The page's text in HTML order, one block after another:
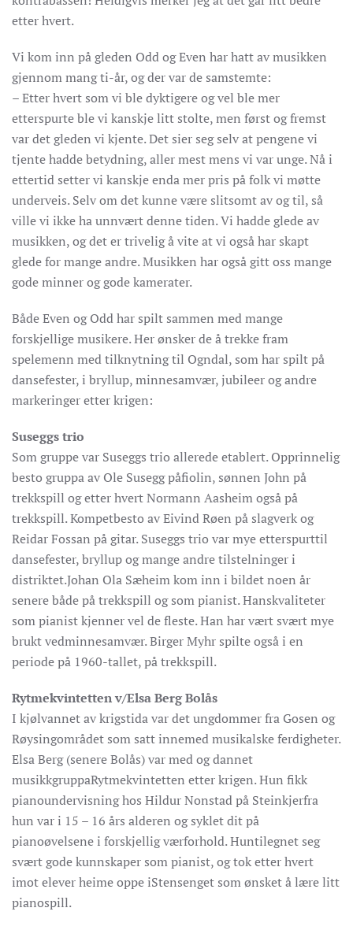
etter hvert.
Vi kom inn på gleden Odd og Even har hatt av musikken
gjennom mang ti-år, og der var de samstemte:
– Etter hvert som vi ble dyktigere og vel ble mer
etterspurte ble vi kanskje litt stolte, men først og fremst
var det gleden vi kjente. Det sier seg selv at pengene vi
tjente hadde betydning, aller mest mens vi var unge. Nå i
ettertid setter vi kanskje enda mer pris på folk vi møtte
underveis. Selv om det kunne være slitsomt av og til, så
ville vi ikke ha unnvært denne tiden. Vi hadde glede av
musikken, og det er trivelig å vite at vi også har skapt
glede for mange andre. Musikken har også gitt oss mange
gode minner og gode kamerater.
Både Even og Odd har spilt sammen med mange
forskjellige musikere. Her ønsker de å trekke fram
spelemenn med tilknytning til Ogndal, som har spilt på
dansefester, i bryllup, minnesamvær, jubileer og andre
markeringer etter krigen:
Suseggs trio
Som gruppe var Suseggs trio allerede etablert. Opprinnelig
besto gruppa av Ole Susegg påfiolin, sønnen John på
trekkspill og etter hvert Normann Aasheim også på
trekkspill. Kompetbesto av Eivind Røen på slagverk og
Reidar Fossan på gitar. Suseggs trio var mye etterspurttil
dansefester, bryllup og mange andre tilstelninger i
distriktet.Johan Ola Sæheim kom inn i bildet noen år
senere både på trekkspill og som pianist. Hanskvaliteter
som pianist kjenner vel de fleste. Han har vært svært mye
brukt vedminnesamvær. Birger Myhr spilte også i en
periode på 1960-tallet, på trekkspill.
Rytmekvintetten v/Elsa Berg Bolås
I kjølvannet av krigstida var det ungdommer fra Gosen og
Røysingområdet som satt innemed musikalske ferdigheter.
Elsa Berg (senere Bolås) var med og dannet
musikkgruppaRytmekvintetten etter krigen. Hun fikk
pianoundervisning hos Hildur Nonstad på Steinkjerfra
hun var i 15 – 16 års alderen og syklet dit på
pianoøvelsene i forskjellig værforhold. Huntilegnet seg
svært gode kunnskaper som pianist, og tok etter hvert
imot elever heime oppe iStensenget som ønsket å lære litt
pianospill.